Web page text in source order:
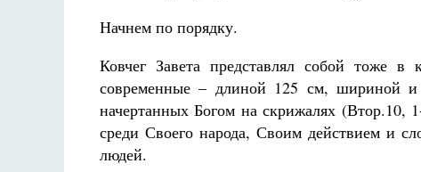
Начнем по порядку.
Ковчег Завета представлял собой тоже
современные – длиной 125 см, шириной
начертанных Богом на скрижалях (Втор.10,
среди Своего народа, Своим действием и
людей.